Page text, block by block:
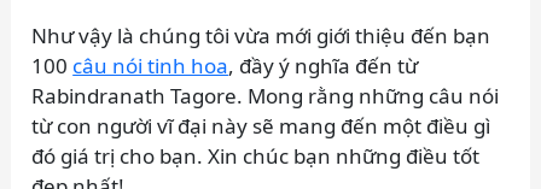
Như vậy là chúng tôi vừa mới giới thiệu đến bạn
100 câu nói tinh hoa, đầy ý nghĩa đến từ
Rabindranath Tagore. Mong rằng những câu nói
từ con người vĩ đại này sẽ mang đến một điều gì
đó giá trị cho bạn. Xin chúc bạn những điều tốt